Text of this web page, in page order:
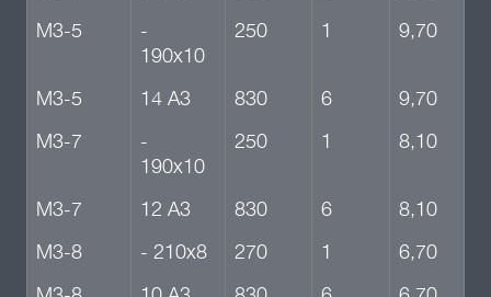
М3-5
-
190х10
250 1 9,70
М3-5 14 А3 830 6
9,70
М3-7
-
190х10
250 1 8,10
М3-7 12 А3 830 6
8,10
М3-8
- 210х8 270 1
6,70